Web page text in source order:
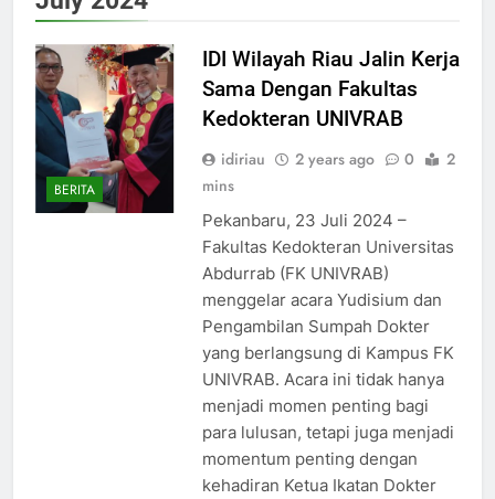
BERITA
IDI Wilayah Riau Jalin Kerja
Sama Dengan Fakultas
Kedokteran UNIVRAB
idiriau 2 years ago 0
2
mins
Pekanbaru, 23 Juli 2024 –
Fakultas Kedokteran Universitas
Abdurrab (FK UNIVRAB)
menggelar acara Yudisium dan
Pengambilan Sumpah Dokter
yang berlangsung di Kampus FK
UNIVRAB. Acara ini tidak hanya
menjadi momen penting bagi
para lulusan, tetapi juga menjadi
momentum penting dengan
kehadiran Ketua Ikatan Dokter